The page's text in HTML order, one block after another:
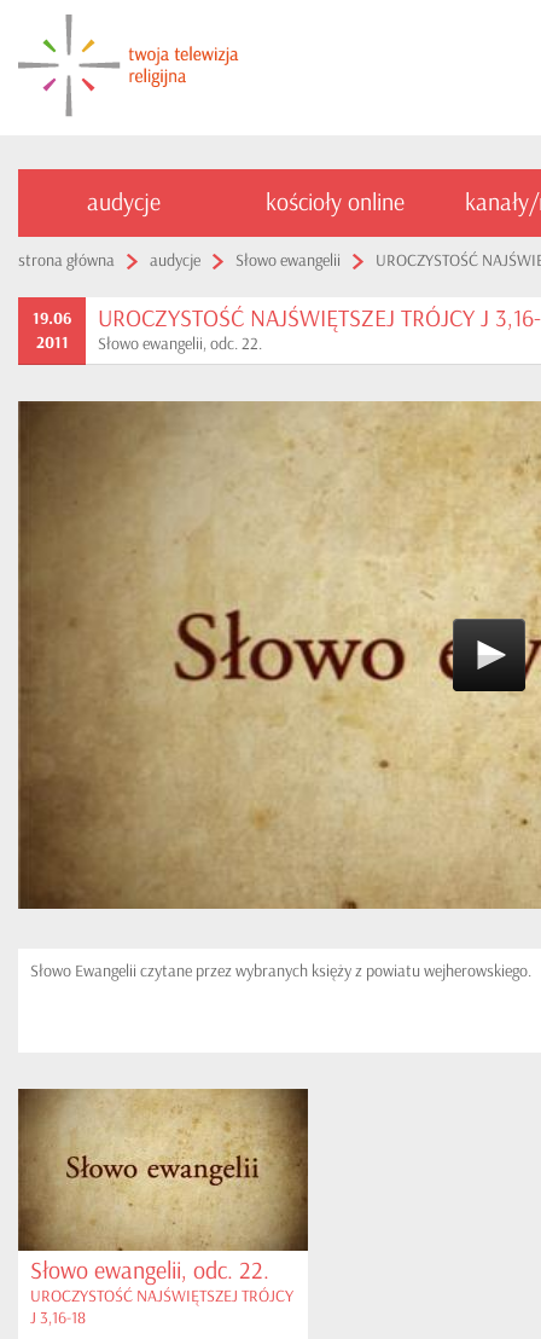
audycje kościoły online
strona główna audycje Słowo ewangelii UROCZYSTOŚĆ
19.06
2011
UROCZYSTOŚĆ NAJŚWIĘTSZEJ TRÓJCY J
Słowo ewangelii, odc. 22.
Słowo Ewangelii czytane przez wybranych księży z powiatu wejherowskiego.
Słowo ewangelii, odc. 22.
UROCZYSTOŚĆ NAJŚWIĘTSZEJ TRÓJCY
J 3,16-18